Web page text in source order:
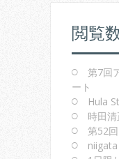
閲覧
第7回
ート
Hula
時田
第52
niigata